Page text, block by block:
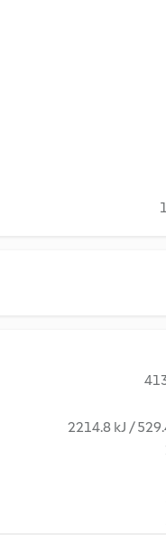
2214.8 kJ /